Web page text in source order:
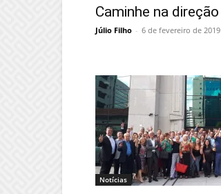
Caminhe na
Júlio Filho - 6 de fevereiro de 2019
Notícias